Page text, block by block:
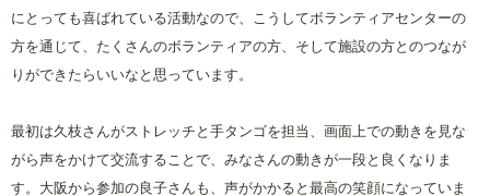
にとっても喜ばれている活動なので、こうしてボランティアセンターの
方を通じて、たくさんのボランティアの方、そして施設の方とのつなが
りができたらいいなと思っています。
最初は久枝さんがストレッチと手タンゴを担当、画面上での動きを見な
がら声をかけて交流することで、みなさんの動きが一段と良くなりま
す。大阪から参加の良子さんも、声がかかると最高の笑顔になっていま